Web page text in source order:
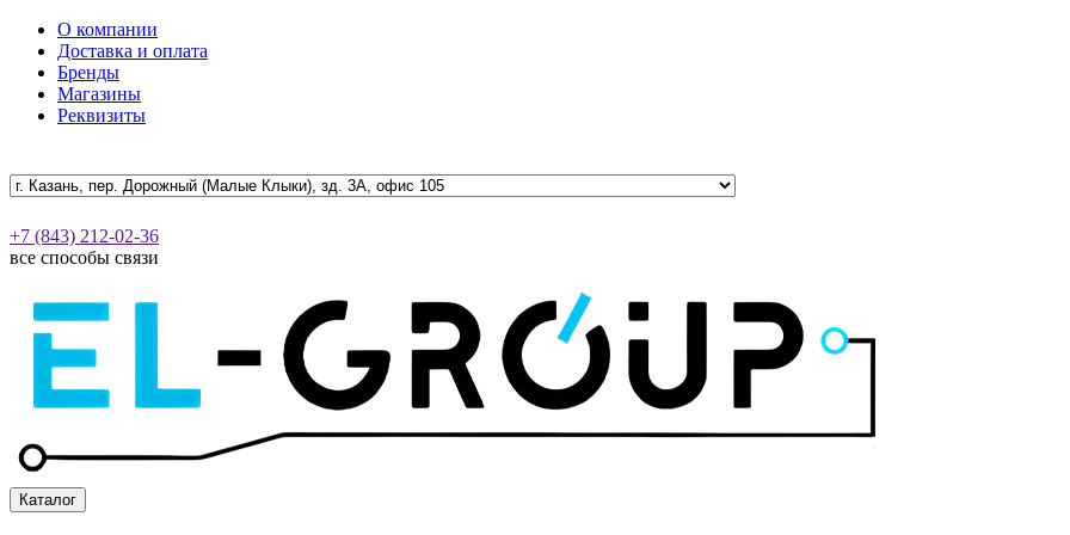
О компании
Доставка и оплата
Бренды
Магазины
Реквизиты
+7 (843) 212-02-36
все способы связи
Каталог